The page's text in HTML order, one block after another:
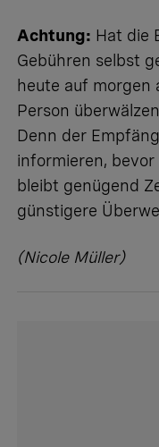
Achtung: Hat die
Gebühren selbst
heute auf morgen
Person
Denn der
informieren,
bleibt genügend
günstigere
(Nicole Müller)